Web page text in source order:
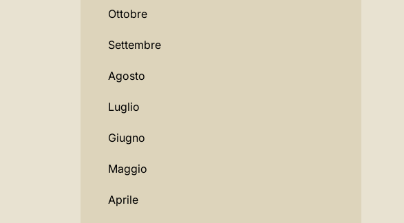
Ottobre
Settembre
Agosto
Luglio
Giugno
Maggio
Aprile